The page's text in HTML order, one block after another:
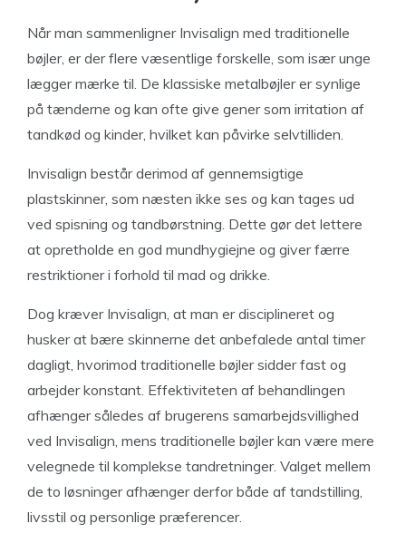
Når man sammenligner Invisalign med traditionelle
bøjler, er der flere væsentlige forskelle, som især unge
lægger mærke til. De klassiske metalbøjler er synlige
på tænderne og kan ofte give gener som irritation af
tandkød og kinder, hvilket kan påvirke selvtilliden.
Invisalign består derimod af gennemsigtige
plastskinner, som næsten ikke ses og kan tages ud
ved spisning og tandbørstning. Dette gør det lettere
at opretholde en god mundhygiejne og giver færre
restriktioner i forhold til mad og drikke.
Dog kræver Invisalign, at man er disciplineret og
husker at bære skinnerne det anbefalede antal timer
dagligt, hvorimod traditionelle bøjler sidder fast og
arbejder konstant. Effektiviteten af behandlingen
afhænger således af brugerens samarbejdsvillighed
ved Invisalign, mens traditionelle bøjler kan være mere
velegnede til komplekse tandretninger. Valget mellem
de to løsninger afhænger derfor både af tandstilling,
livsstil og personlige præferencer.